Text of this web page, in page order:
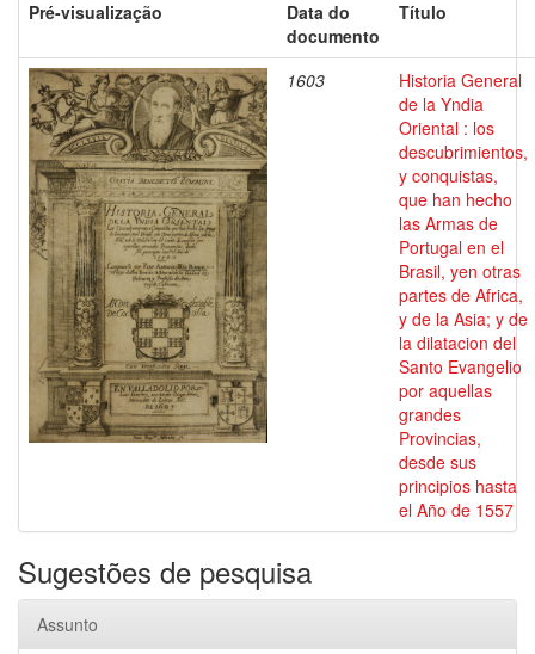
Pré-visualização
Data do
documento
Título
1603
Historia General
de la Yndia
Oriental : los
descubrimientos,
y conquistas,
que han hecho
las Armas de
Portugal en el
Brasil, yen otras
partes de Africa,
y de la Asia; y de
la dilatacion del
Santo Evangelio
por aquellas
grandes
Provincias,
desde sus
principios hasta
el Año de 1557
Sugestões de pesquisa
Assunto